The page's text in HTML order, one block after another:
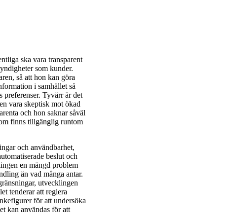
ska vara transparent
som kunder.
så att hon kan göra
i samhället så
preferenser. Tyvärr är det
vara skeptisk mot ökad
och hon saknar såväl
finns tillgänglig runtom
och användbarhet,
beslut och
en mängd problem
än vad många antar.
utvecklingen
tenderar att reglera
för att undersöka
kan användas för att